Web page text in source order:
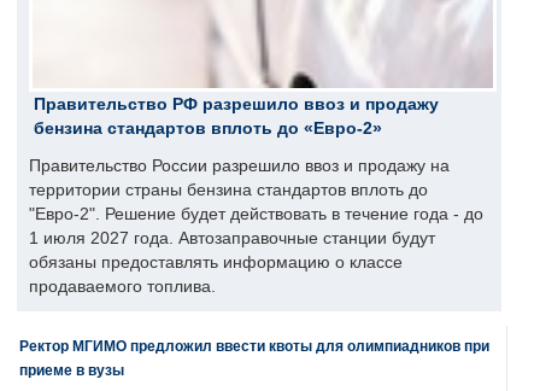
Правительство РФ разрешило ввоз и продажу
бензина стандартов вплоть до «Евро-2»
Правительство России разрешило ввоз и продажу на
территории страны бензина стандартов вплоть до
"Евро-2". Решение будет действовать в течение года - до
1 июля 2027 года. Автозаправочные станции будут
обязаны предоставлять информацию о классе
продаваемого топлива.
Ректор МГИМО предложил ввести квоты для олимпиадников при
приеме в вузы